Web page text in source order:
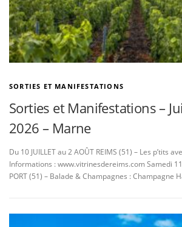
SORTIES ET MANIFESTATIONS
Sorties et Manifestations –
2026 – Marne
Du 10 JUILLET au 2 AOÛT REIMS (51) – Les p’tits
Informations : www.vitrinesdereims.com Samedi 11
PORT (51) – Balade & Champagnes : Champagne